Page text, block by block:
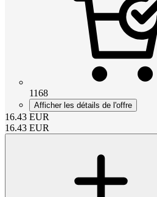
1168
Afficher les détails de l'offre
16.43 EUR
16.43 EUR